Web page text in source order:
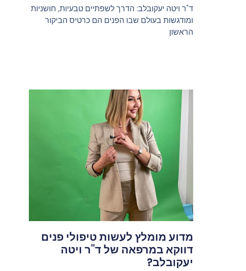
ד"ר ויטה יעקובלב: הדרך לשפתיים טבעיות, חושניות
ומודגשות בעולם שבו הפנים הם כרטיס הביקור
הראשון
מדוע מומלץ לעשות טיפולי פנים
דווקא במרפאה של ד"ר ויטה
יעקובלב?